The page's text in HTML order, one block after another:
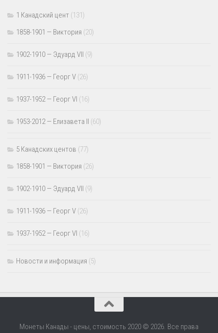
1 Канадский цент (131)
1858-1901 — Виктория (20)
1902-1910 — Эдуард VII (9)
1911-1936 — Георг V (26)
1937-1952 — Георг VI (16)
1953-2012 — Елизавета II (60)
5 Канадских центов (77)
1858-1901 — Виктория (26)
1902-1910 — Эдуард VII (9)
1911-1936 — Георг V (26)
1937-1952 — Георг VI (16)
Новости и информация (5)
Монеты Канады - цены, стоимость 2020 © 2026. Все права